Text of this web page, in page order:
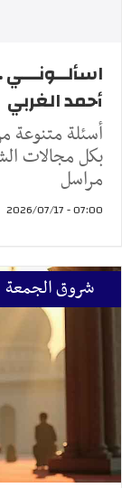
أحمد الغربي
أسئلة متنوعة
بكل مجالات
مراسل
07:00 - 2026/07/17
شروق الجمعة